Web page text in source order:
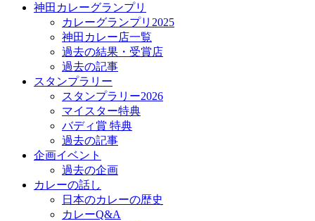
神田カレーグランプリ
カレーグランプリ2025
神田カレー店一覧
過去の結果・受賞店
過去の記事
スタンプラリー
スタンプラリー2026
マイスター特典
バディ賞 特典
過去の記事
企画イベント
過去の企画
カレーの話し
日本のカレーの歴史
カレーQ&A